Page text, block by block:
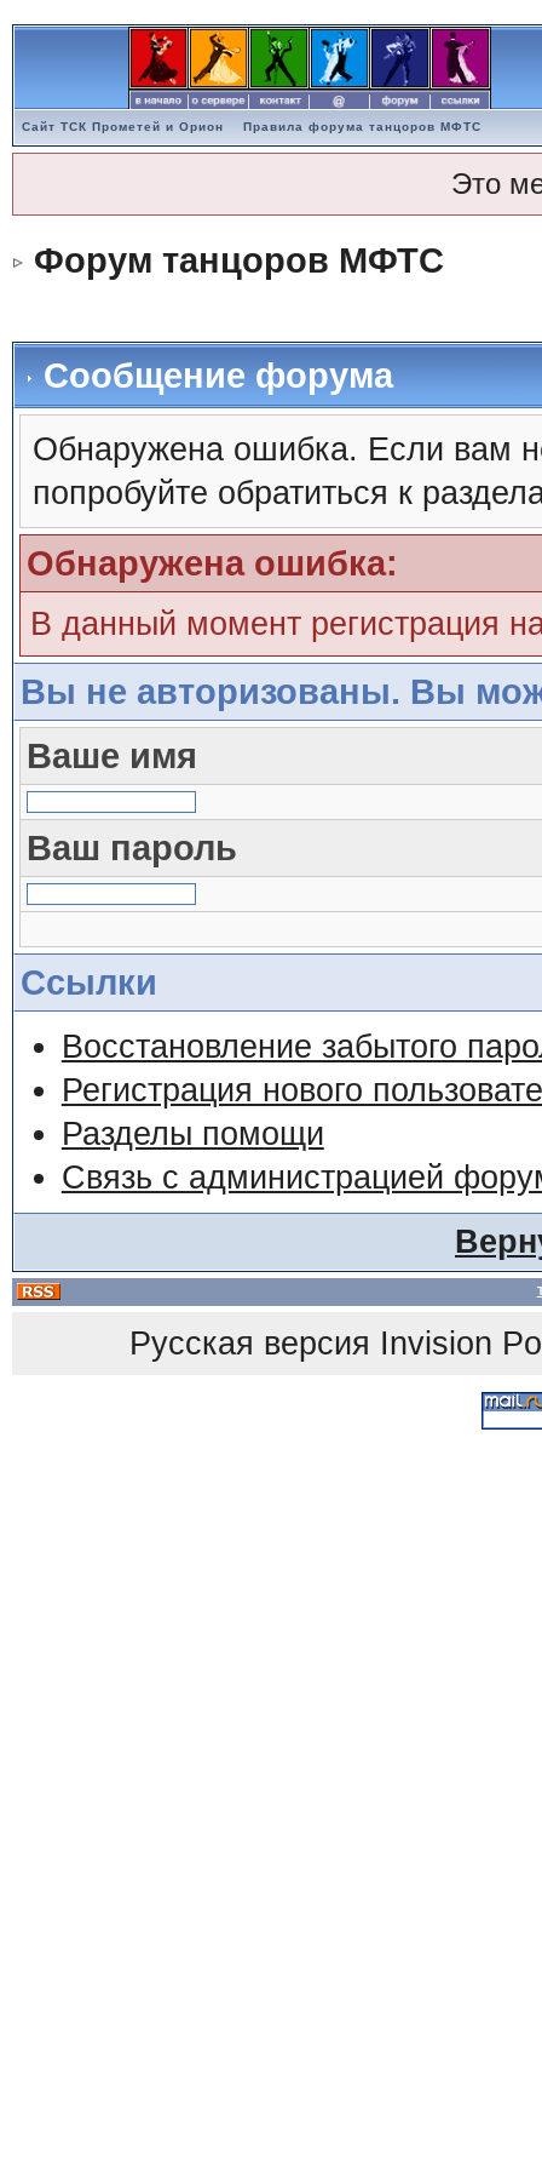
Сайт ТСК Прометей и Орион Правила форума танцоров МФТС
Это
Форум танцоров МФТС
Сообщение форума
Обнаружена ошибка. Если вам
попробуйте обратиться к
Обнаружена ошибка:
В данный момент регистрация
Вы не авторизованы. Вы
Ваше имя
Ваш пароль
Ссылки
Восстановление забытого
Регистрация нового
Разделы помощи
Связь с администрацией
Русская версия Invision